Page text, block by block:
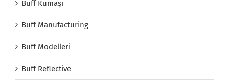
Buff Kumaşı
Buff Manufacturing
Buff Modelleri
Buff Reflective